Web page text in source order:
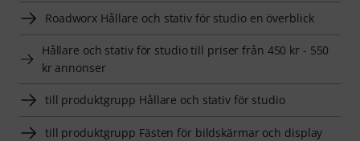
Roadworx Hållare och stativ för studio en överblick
Hållare och stativ för studio till priser från 450 kr - 550
kr annonser
till produktgrupp Hållare och stativ för studio
till produktgrupp Fästen för bildskärmar och display